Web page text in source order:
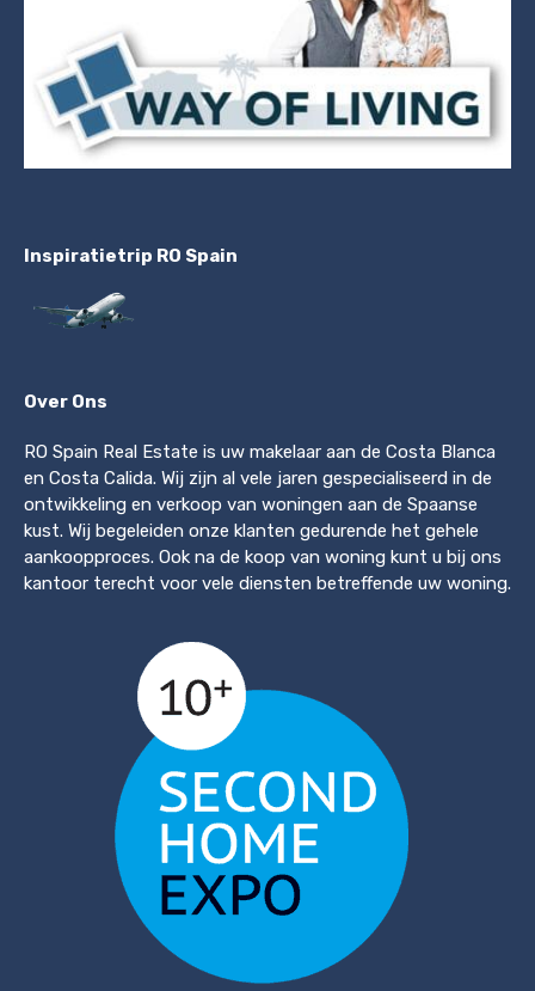
Inspiratietrip RO Spain
Over Ons
RO Spain Real Estate is uw makelaar aan de Costa Blanca
en Costa Calida. Wij zijn al vele jaren gespecialiseerd in de
ontwikkeling en verkoop van woningen aan de Spaanse
kust. Wij begeleiden onze klanten gedurende het gehele
aankoopproces. Ook na de koop van woning kunt u bij ons
kantoor terecht voor vele diensten betreffende uw woning.